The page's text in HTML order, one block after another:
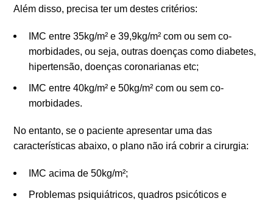
Além disso, precisa ter um destes critérios:
IMC entre 35kg/m² e 39,9kg/m² com ou sem co-
morbidades, ou seja, outras doenças como diabetes,
hipertensão, doenças coronarianas etc;
IMC entre 40kg/m² e 50kg/m² com ou sem co-
morbidades.
No entanto, se o paciente apresentar uma das
características abaixo, o plano não irá cobrir a cirurgia:
IMC acima de 50kg/m²;
Problemas psiquiátricos, quadros psicóticos e